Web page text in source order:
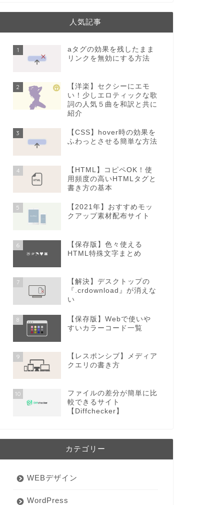
人気記事
1
aタグの効果を残したまま
リンクを無効にする方法
2
【洋楽】セクシーにエモ
い！少しエロティックな歌
詞の人気５曲を和訳と共に
紹介
3
【CSS】hover時の効果を
ふわっとさせる簡単な方法
4
【HTML】コピペOK！使
用頻度の高いHTMLタグと
書き方の基本
5
【2021年】おすすめモッ
クアップ素材配布サイト
6
【保存版】色々使える
HTML特殊文字まとめ
7
【解決】デスクトップの
『.crdownload』が消えな
い
8
【保存版】Webで使いや
すいカラーコード一覧
9
【レスポンシブ】メディア
クエリの書き方
10
ファイルの差分が簡単に比
較できるサイト
【Diffchecker】
カテゴリー
WEBデザイン
WordPress